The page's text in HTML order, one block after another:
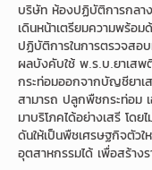
บริษัท ห้องปฏิบัติการกลา
เดินหน้าเตรียมความพร้อ
ปฏิบัติการในการตรวจสอ
ผลบังคับใช้ พ.ร.บ.ยาเส
กระท่อมออกจากบัญชียาเ
สามารถ ปลูกพืชกระท่อม
มาบริโภคได้อย่างเสรี โด
ดันให้เป็นพืชเศรษฐกิจตัว
อุตสาหกรรมได้ เพื่อสร้าง